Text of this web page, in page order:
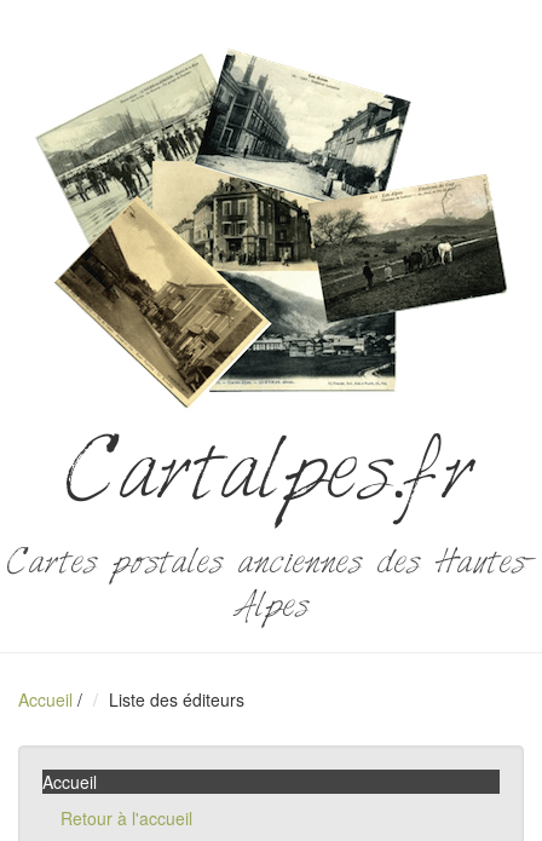
Cartalpes.fr
Cartes postales anciennes des Hautes-
Alpes
Accueil / Liste des éditeurs
Accueil
Retour à l'accueil